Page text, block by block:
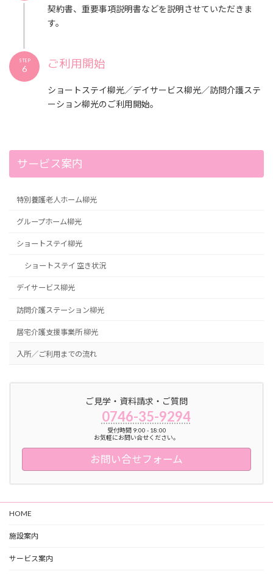
契約書、重要事項説明書などを説明させていただきま
す。
ご利用開始
ショートステイ柳光／デイサービス柳光／訪問介護ステ
ーション柳光のご利用開始。
STEP
6
サービス案内
特別養護老人ホーム柳光
グループホーム柳光
ショートステイ柳光
ショートステイ 空き状況
デイサービス柳光
訪問介護ステーション柳光
居宅介護支援事業所 柳光
入所／ご利用までの流れ
ご見学・資料請求・ご質問
0746-35-9294
受付時間 9:00 - 18:00
お気軽にお問い合せください。
お問い合せフォーム
HOME
施設案内
サービス案内